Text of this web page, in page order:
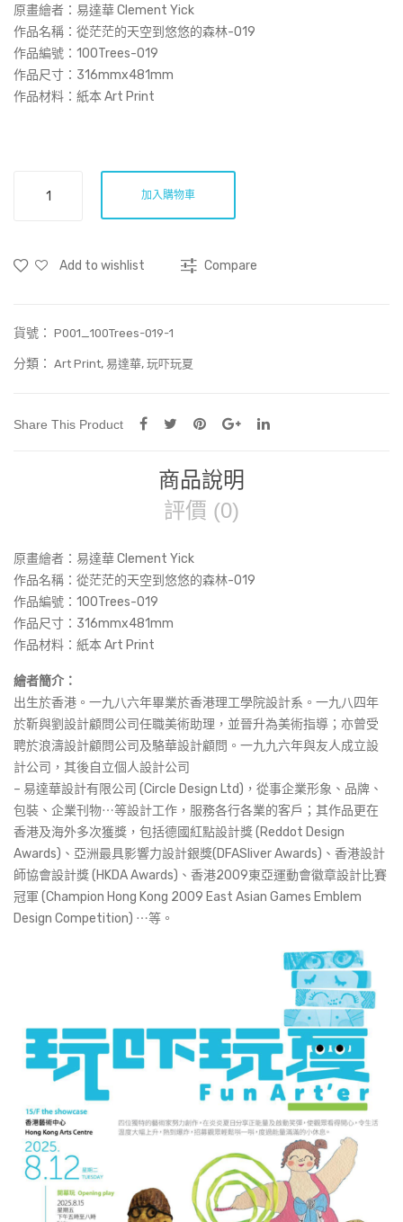
原畫繪者：易達華 Clement Yick
作品名稱： 從茫茫的天空到悠悠的森林-019
作品編號：100Trees-019
作品尺寸：316mmx481mm
作品材料：紙本 Art Print
天
悠
悠
林-019
加入購物車
Add to wishlist Compare
貨號： P001_100Trees-019-1
分類： Art Print, 易達華, 玩吓玩夏
Share This Product
商品說明
評價 (0)
原畫繪者：易達華 Clement Yick
作品名稱： 從茫茫的天空到悠悠的森林-019
作品編號：100Trees-019
作品尺寸：316mmx481mm
作品材料：紙本 Art Print
繪者簡介：
出生於香港。一九八六年畢業於香港理工學院設計系。一九八四年
於靳與劉設計顧問公司任職美術助理，並晉升為美術指導；亦曾受
聘於浪濤設計顧問公司及駱華設計顧問。一九九六年與友人成立設
計公司，其後自立個人設計公司
– 易達華設計有限公司 (Circle Design Ltd)，從事企業形象、品牌、
包裝、企業刊物⋯等設計工作，服務各行各業的客戶；其作品更在
香港及海外多次獲獎，包括德國紅點設計獎 (Reddot Design
Awards)、亞洲最具影響力設計銀獎(DFASliver Awards)、香港設計
師協會設計獎 (HKDA Awards)、香港2009東亞運動會徽章設計比賽
冠軍 (Champion Hong Kong 2009 East Asian Games Emblem
Design Competition) ⋯等。